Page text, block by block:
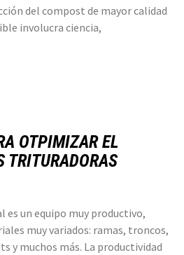
del compost de mayor calidad
involucra ciencia,
OTPIMIZAR EL
TRITURADORAS
un equipo muy productivo,
muy variados: ramas, troncos,
y muchos más. La productividad